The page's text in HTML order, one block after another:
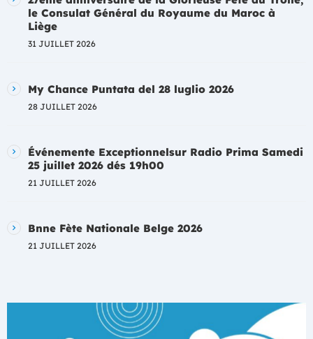
le Consulat Général du Royaume du Maroc à
Liège
31 JUILLET 2026
My Chance Puntata del 28 luglio 2026
28 JUILLET 2026
Événemente Exceptionnelsur Radio Prima Samedi
25 juillet 2026 dés 19h00
21 JUILLET 2026
Bnne Fète Nationale Belge 2026
21 JUILLET 2026